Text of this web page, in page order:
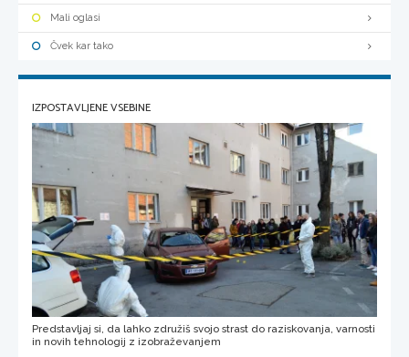
Mali oglasi
Čvek kar tako
IZPOSTAVLJENE VSEBINE
Predstavljaj si, da lahko združiš svojo strast do raziskovanja, varnosti
in novih tehnologij z izobraževanjem